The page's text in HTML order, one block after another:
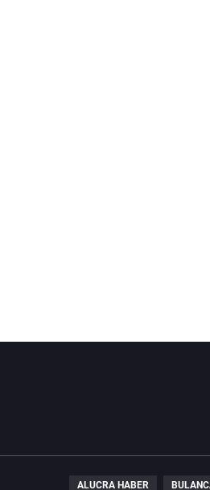
ALUCRA HABER